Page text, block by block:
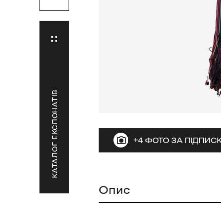
КАТАЛОГ ЕКСПОНАТІВ +4 ФОТО ЗА
Опис